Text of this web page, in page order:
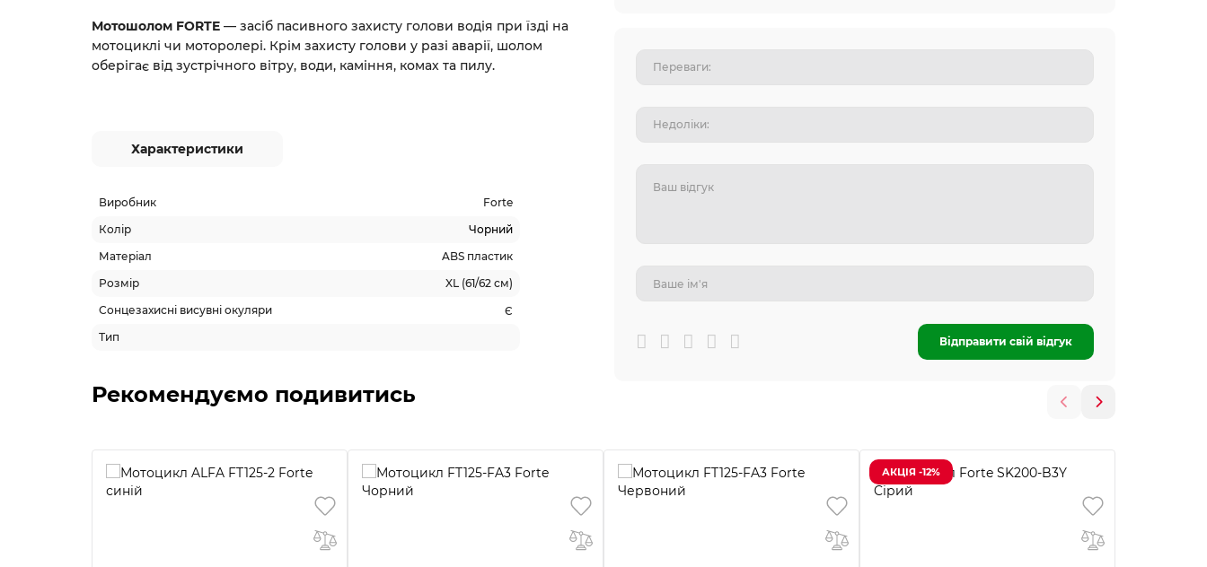
Мотошолом FORTE — засіб пасивного захисту голови водія при їзді на
мотоциклі чи моторолері. Крім захисту голови у разі аварії, шолом
оберігає від зустрічного вітру, води, каміння, комах та пилу.
Характеристики
Виробник
Forte
Колір
Чорний
Матеріал
ABS пластик
Розмір
XL (61/62 см)
Сонцезахисні висувні окуляри
Є
Тип
Відправити свій відгук
Рекомендуємо подивитись
АКЦІЯ -12%